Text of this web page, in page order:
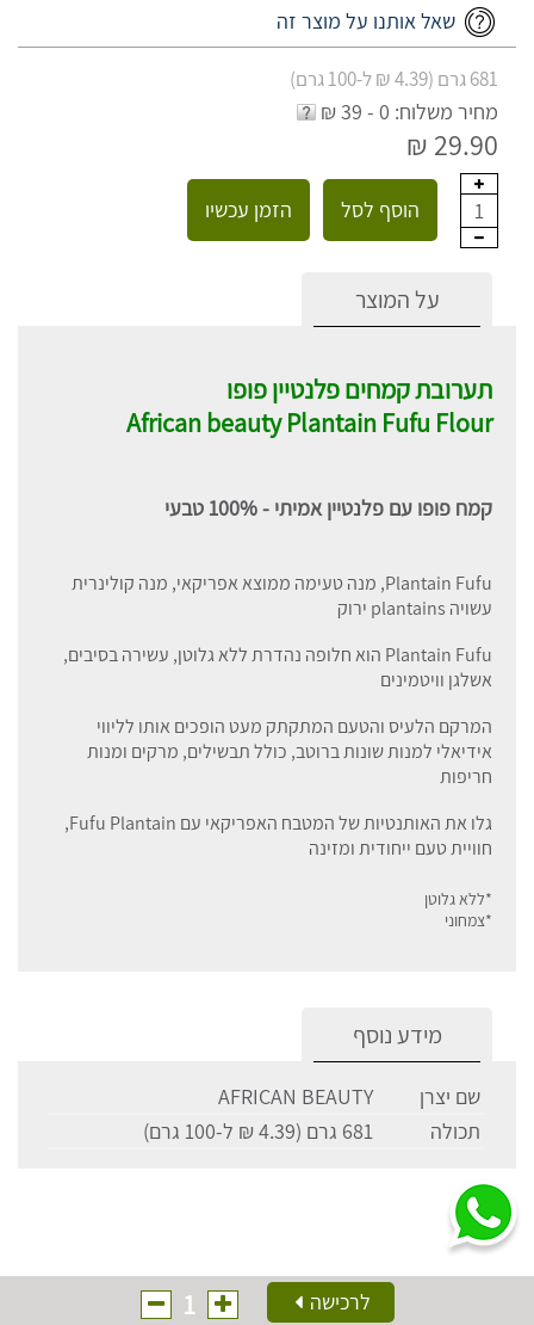
שאל אותנו על מוצר זה
681 גרם (4.39 ₪ ל-100 גרם)
מחיר משלוח: 0 - 39 ₪
29.90 ₪
1 הוסף לסל הזמן עכשיו
על המוצר
תערובת קמחים פלנטיין פופו
African beauty Plantain Fufu Flour
קמח פופו עם פלנטיין אמיתי - 100% טבעי
Plantain Fufu, מנה טעימה ממוצא אפריקאי, מנה קולינרית
עשויה plantains ירוק
Plantain Fufu הוא חלופה נהדרת ללא גלוטן, עשירה בסיבים,
אשלגן וויטמינים
המרקם הלעיס והטעם המתקתק מעט הופכים אותו לליווי
אידיאלי למנות שונות ברוטב, כולל תבשילים, מרקים ומנות
חריפות
גלו את האותנטיות של המטבח האפריקאי עם Fufu Plantain,
חוויית טעם ייחודית ומזינה
*ללא גלוטן
*צמחוני
מידע נוסף
שם יצרן
AFRICAN BEAUTY
תכולה
681 גרם (4.39 ₪ ל-100 גרם)
לרכישה 1